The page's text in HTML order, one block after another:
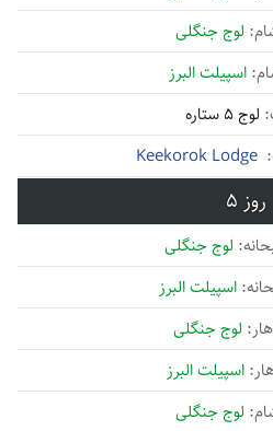
لوج جنگلی
اسپیلت البرز
لوج 5 ستاره
Keekorok Lodge
5
لوج جنگلی
اسپیلت البرز
لوج جنگلی
اسپیلت البرز
لوج جنگلی